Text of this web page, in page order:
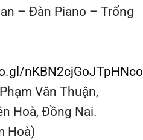
– Đàn Piano – Trống
Văn Thuận,
Hoà, Đồng Nai.
Hoà)